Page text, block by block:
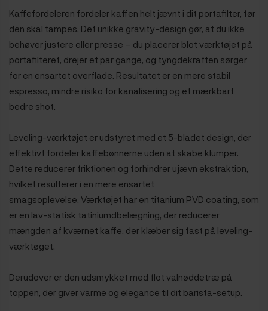
Kaffefordeleren fordeler kaffen helt jævnt i dit portafilter, før
den skal tampes. Det unikke gravity-design gør, at du ikke
behøver justere eller presse – du placerer blot værktøjet på
portafilteret, drejer et par gange, og tyngdekraften sørger
for en ensartet overflade. Resultatet er en mere stabil
espresso, mindre risiko for kanalisering og et mærkbart
bedre shot.
Leveling-værktøjet er udstyret med et 5-bladet design, der
effektivt fordeler kaffebønnerne uden at skabe klumper.
Dette reducerer friktionen og forhindrer ujævn ekstraktion,
hvilket resulterer i en mere ensartet
smagsoplevelse. Værktøjet har en titanium PVD coating, som
er en lav-statisk tatiniumdbelægning, der reducerer
mængden af kværnet kaffe, der klæber sig fast på leveling-
værktøget.
Derudover er den udsmykket med flot valnøddetræ på
toppen, der giver varme og elegance til dit barista-setup.